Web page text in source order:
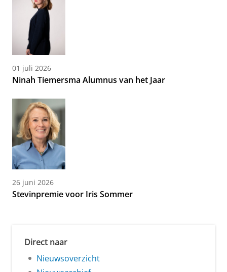
01 juli 2026
Ninah Tiemersma Alumnus van het Jaar
26 juni 2026
Stevinpremie voor Iris Sommer
Direct naar
Nieuwsoverzicht